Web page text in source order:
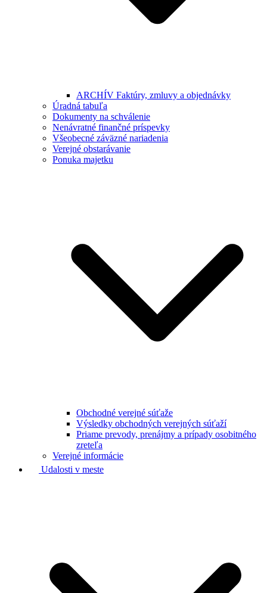
ARCHÍV Faktúry, zmluvy a objednávky
Úradná tabuľa
Dokumenty na schválenie
Nenávratné finančné príspevky
Všeobecné záväzné nariadenia
Verejné obstarávanie
Ponuka majetku
Obchodné verejné súťaže
Výsledky obchodných verejných súťaží
Priame prevody, prenájmy a prípady osobitného
zreteľa
Verejné informácie
Udalosti v meste